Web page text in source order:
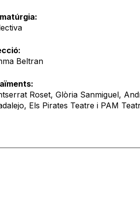
Beltran
Roset, Glòria Sanmiguel,
Els Pirates Teatre i PAM